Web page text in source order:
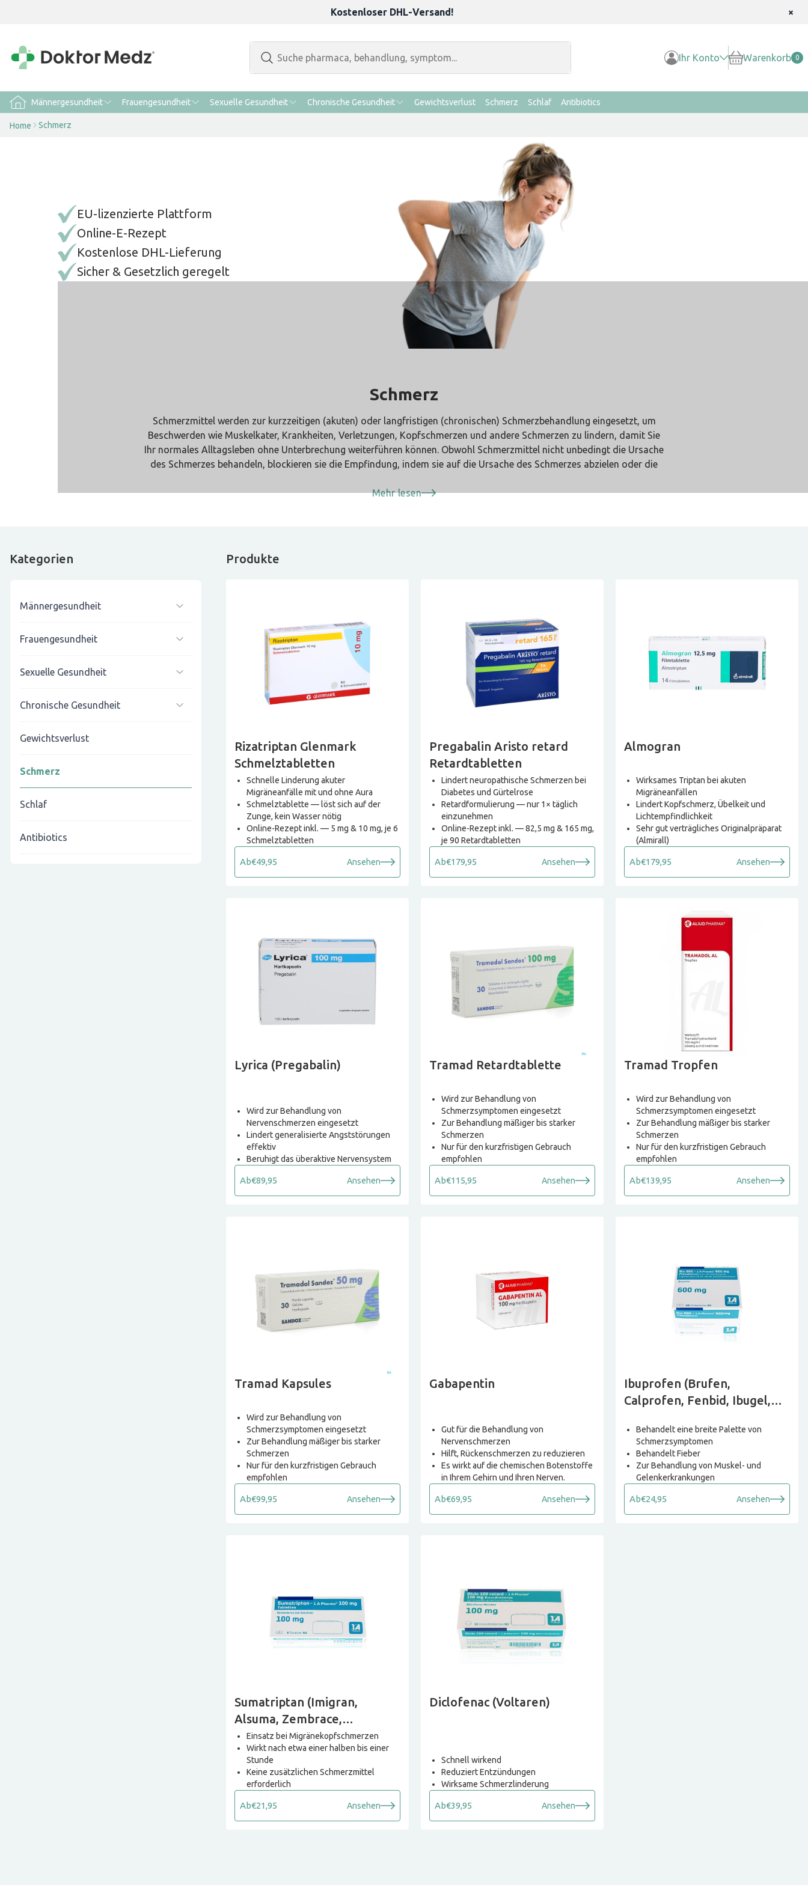
Kostenloser DHL-Versand! ×
Ihr Konto Warenkorb 0
Männergesundheit Frauengesundheit Sexuelle Gesundheit Chronische Gesundheit Gewichtsverlust Schmerz Schlaf Antibiotics
Home Schmerz
EU-lizenzierte Plattform
Online-E-Rezept
Kostenlose DHL-Lieferung
Sicher & Gesetzlich geregelt
Schmerz
Schmerzmittel werden zur kurzzeitigen (akuten) oder langfristigen (chronischen) Schmerzbehandlung eingesetzt, um
Beschwerden wie Muskelkater, Krankheiten, Verletzungen, Kopfschmerzen und andere Schmerzen zu lindern, damit Sie
Ihr normales Alltagsleben ohne Unterbrechung weiterführen können. Obwohl Schmerzmittel nicht unbedingt die Ursache
des Schmerzes behandeln, blockieren sie die Empfindung, indem sie auf die Ursache des Schmerzes abzielen oder die
Mehr lesen
Kategorien
Männergesundheit
Frauengesundheit
Sexuelle Gesundheit
Chronische Gesundheit
Gewichtsverlust
Schmerz
Schlaf
Antibiotics
Produkte
Rizatriptan Glenmark
Schmelztabletten
Schnelle Linderung akuter
Migräneanfälle mit und ohne Aura
Schmelztablette — löst sich auf der
Zunge, kein Wasser nötig
Online-Rezept inkl. — 5 mg & 10 mg, je 6
Schmelztabletten
Ab€49,95 Ansehen
Pregabalin Aristo retard
Retardtabletten
Lindert neuropathische Schmerzen bei
Diabetes und Gürtelrose
Retardformulierung — nur 1× täglich
einzunehmen
Online-Rezept inkl. — 82,5 mg & 165 mg,
je 90 Retardtabletten
Ab€179,95 Ansehen
Almogran
Wirksames Triptan bei akuten
Migräneanfällen
Lindert Kopfschmerz, Übelkeit und
Lichtempfindlichkeit
Sehr gut verträgliches Originalpräparat
(Almirall)
Ab€179,95 Ansehen
Lyrica (Pregabalin)
Wird zur Behandlung von
Nervenschmerzen eingesetzt
Lindert generalisierte Angststörungen
effektiv
Beruhigt das überaktive Nervensystem
Ab€89,95 Ansehen
Tramad Retardtablette
Wird zur Behandlung von
Schmerzsymptomen eingesetzt
Zur Behandlung mäßiger bis starker
Schmerzen
Nur für den kurzfristigen Gebrauch
empfohlen
Ab€115,95 Ansehen
Tramad Tropfen
Wird zur Behandlung von
Schmerzsymptomen eingesetzt
Zur Behandlung mäßiger bis starker
Schmerzen
Nur für den kurzfristigen Gebrauch
empfohlen
Ab€139,95 Ansehen
Tramad Kapsules
Wird zur Behandlung von
Schmerzsymptomen eingesetzt
Zur Behandlung mäßiger bis starker
Schmerzen
Nur für den kurzfristigen Gebrauch
empfohlen
Ab€99,95 Ansehen
Gabapentin
Gut für die Behandlung von
Nervenschmerzen
Hilft, Rückenschmerzen zu reduzieren
Es wirkt auf die chemischen Botenstoffe
in Ihrem Gehirn und Ihren Nerven.
Ab€69,95 Ansehen
Ibuprofen (Brufen,
Calprofen, Fenbid, Ibugel,
Behandelt eine breite Palette von
Schmerzsymptomen
Behandelt Fieber
Zur Behandlung von Muskel- und
Gelenkerkrankungen
Ab€24,95 Ansehen
Sumatriptan (Imigran,
Alsuma, Zembrace,
Imitrex,Sumavel)
Einsatz bei Migränekopfschmerzen
Wirkt nach etwa einer halben bis einer
Stunde
Keine zusätzlichen Schmerzmittel
erforderlich
Ab€21,95 Ansehen
Diclofenac (Voltaren)
Schnell wirkend
Reduziert Entzündungen
Wirksame Schmerzlinderung
Ab€39,95 Ansehen